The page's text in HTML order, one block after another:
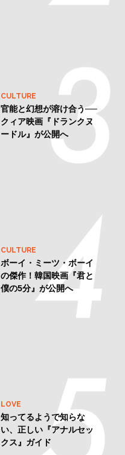
CULTURE
官能と幻想が溶け合う──
クィア映画『ドランクヌ
ードル』が公開へ
CULTURE
ボーイ・ミーツ・ボーイ
の傑作！韓国映画『君と
僕の5分』が公開へ
LOVE
知ってるようで知らな
い、正しい『アナルセッ
クス』ガイド